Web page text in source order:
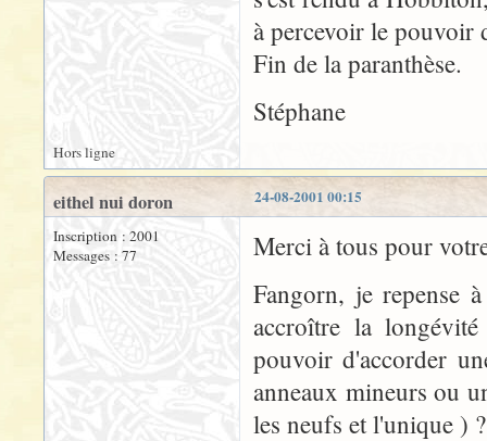
à percevoir le pouvoir
Fin de la paranthèse.
Stéphane
Hors ligne
24-08-2001 00:15
eithel nui doron
Inscription : 2001
Messages : 77
Merci à tous pour
Fangorn, je repense
accroître la
pouvoir d'accorder
anneaux mineurs ou
les neufs et l'unique ) ?